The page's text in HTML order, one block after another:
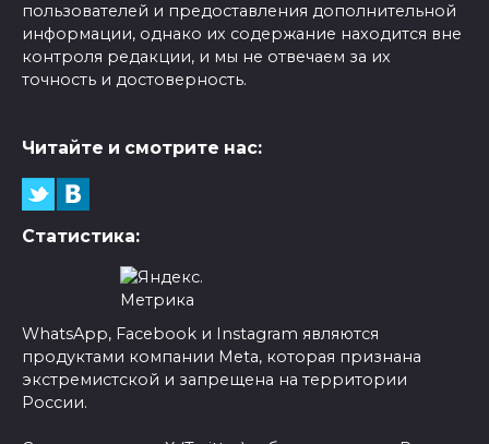
пользователей и предоставления дополнительной
информации, однако их содержание находится вне
контроля редакции, и мы не отвечаем за их
точность и достоверность.
Читайте и смотрите нас:
Статистика:
WhatsApp, Facebook и Instagram являются
продуктами компании Meta, которая признана
экстремистской и запрещена на территории
России.